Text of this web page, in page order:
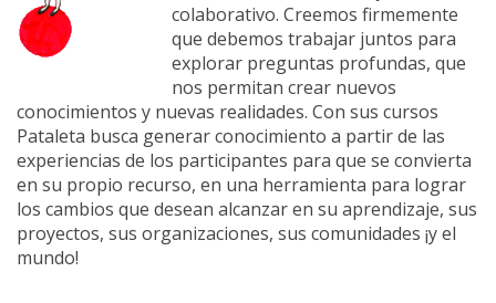
colaborativo. Creemos firmemente
que debemos trabajar juntos para
explorar preguntas profundas, que
nos permitan crear nuevos
conocimientos y nuevas realidades. Con sus cursos
Pataleta busca generar conocimiento a partir de las
experiencias de los participantes para que se convierta
en su propio recurso, en una herramienta para lograr
los cambios que desean alcanzar en su aprendizaje, sus
proyectos, sus organizaciones, sus comunidades ¡y el
mundo!